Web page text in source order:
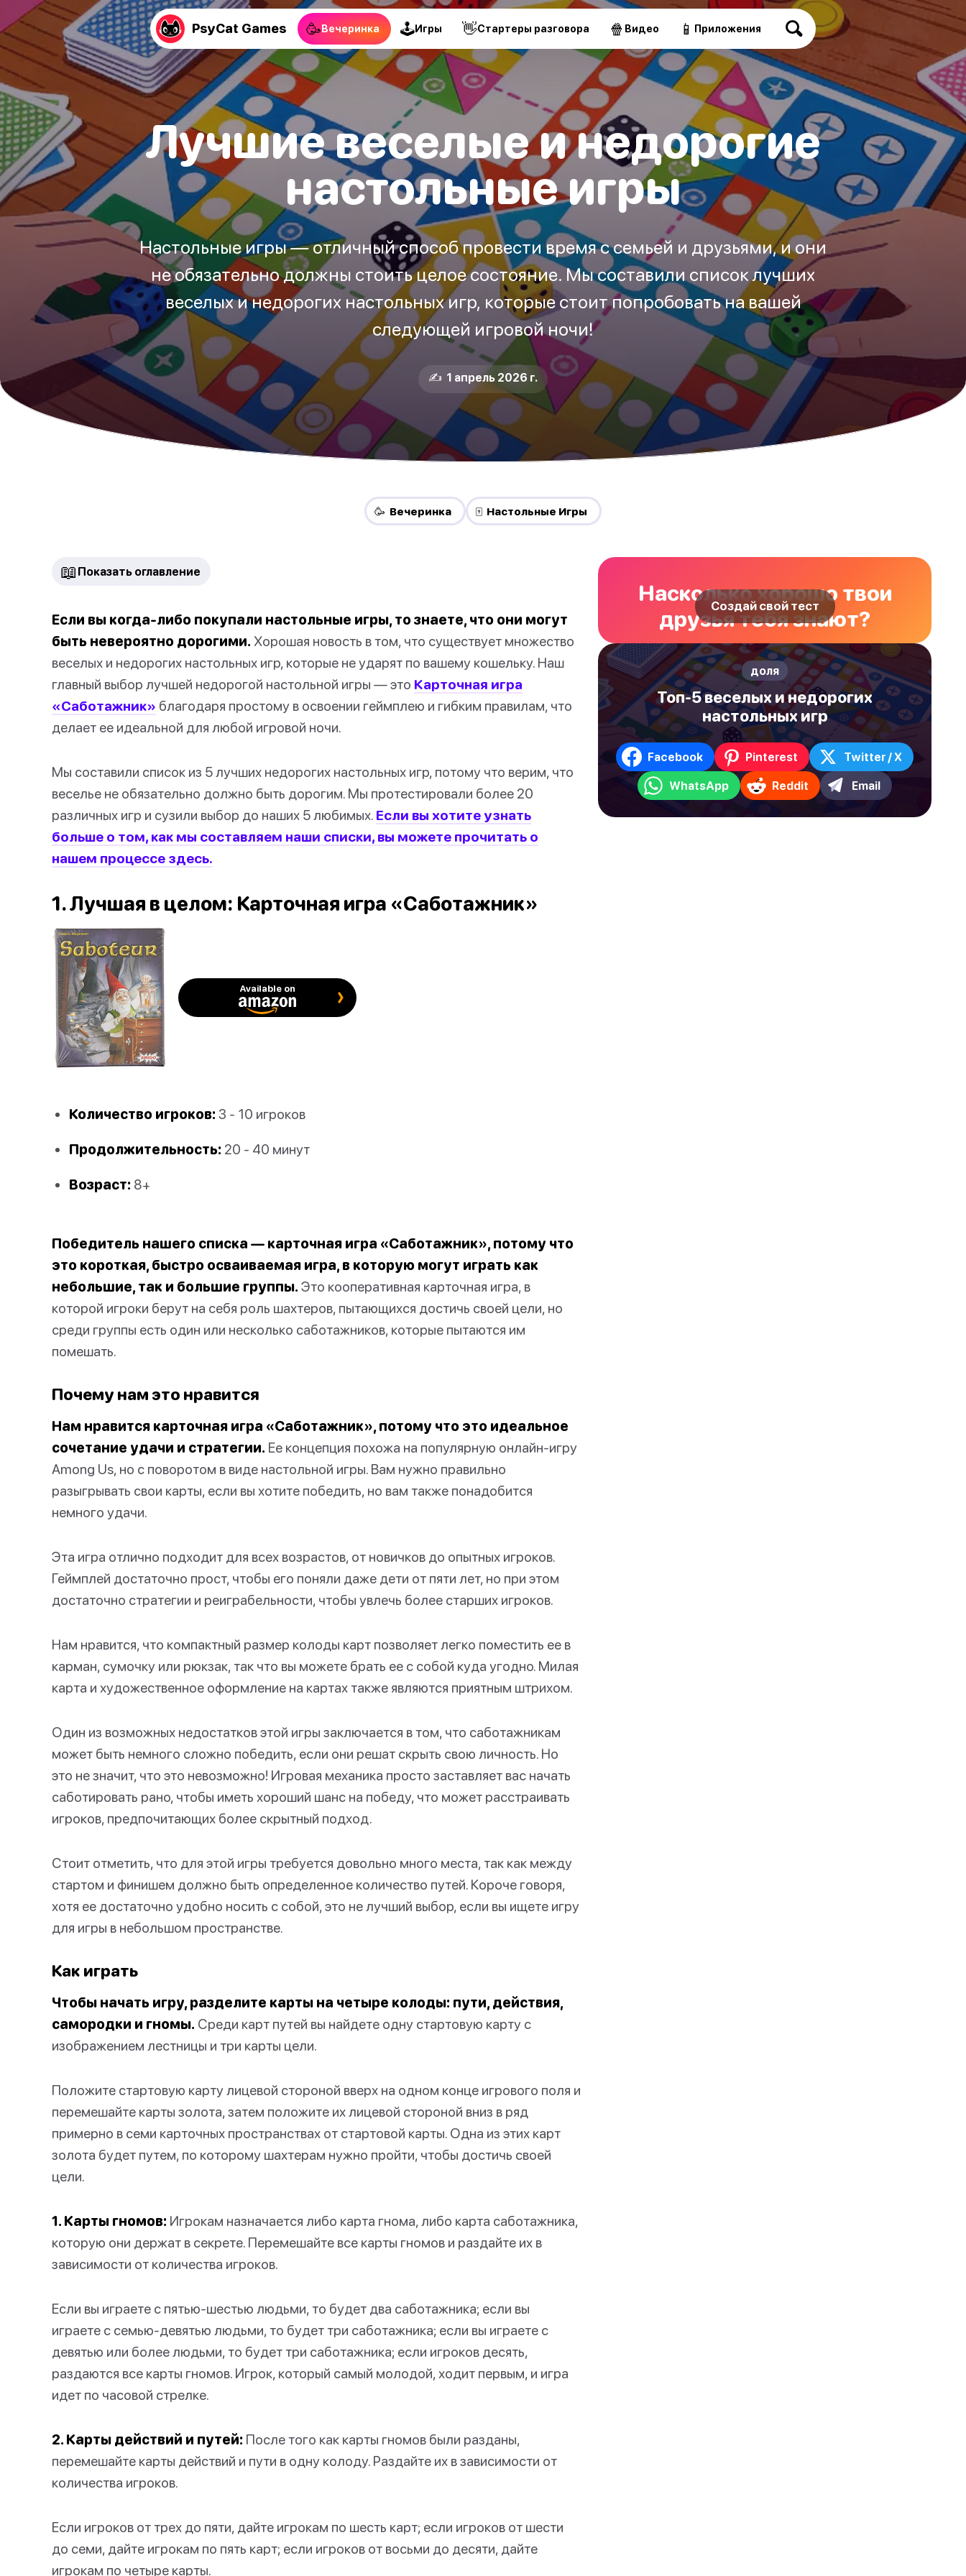
PsyCat Games 🥳Вечеринка 🕹Игры 👋Стартеры разговора 🍿 Видео 📱 Приложения
Лучшие веселые и недорогие
настольные игры
Настольные игры — отличный способ провести время с семьей и друзьями, и они
не обязательно должны стоить целое состояние. Мы составили список лучших
веселых и недорогих настольных игр, которые стоит попробовать на вашей
следующей игровой ночи!
✍️ 1 апрель 2026 г.
🥳 Вечеринка 🀄 Настольные Игры
📖 Показать оглавление
Если вы когда-либо покупали настольные игры, то знаете, что они могут
быть невероятно дорогими. Хорошая новость в том, что существует множество
веселых и недорогих настольных игр, которые не ударят по вашему кошельку. Наш
главный выбор лучшей недорогой настольной игры — это Карточная игра
«Саботажник» благодаря простому в освоении геймплею и гибким правилам, что
делает ее идеальной для любой игровой ночи.
Мы составили список из 5 лучших недорогих настольных игр, потому что верим, что
веселье не обязательно должно быть дорогим. Мы протестировали более 20
различных игр и сузили выбор до наших 5 любимых. Если вы хотите узнать
больше о том, как мы составляем наши списки, вы можете прочитать о
нашем процессе здесь.
1. Лучшая в целом: Карточная игра «Саботажник»
Available on
Количество игроков: 3 - 10 игроков
Продолжительность: 20 - 40 минут
Возраст: 8+
Победитель нашего списка — карточная игра «Саботажник», потому что
это короткая, быстро осваиваемая игра, в которую могут играть как
небольшие, так и большие группы. Это кооперативная карточная игра, в
которой игроки берут на себя роль шахтеров, пытающихся достичь своей цели, но
среди группы есть один или несколько саботажников, которые пытаются им
помешать.
Почему нам это нравится
Нам нравится карточная игра «Саботажник», потому что это идеальное
сочетание удачи и стратегии. Ее концепция похожа на популярную онлайн-игру
Among Us, но с поворотом в виде настольной игры. Вам нужно правильно
разыгрывать свои карты, если вы хотите победить, но вам также понадобится
немного удачи.
Эта игра отлично подходит для всех возрастов, от новичков до опытных игроков.
Геймплей достаточно прост, чтобы его поняли даже дети от пяти лет, но при этом
достаточно стратегии и реиграбельности, чтобы увлечь более старших игроков.
Нам нравится, что компактный размер колоды карт позволяет легко поместить ее в
карман, сумочку или рюкзак, так что вы можете брать ее с собой куда угодно. Милая
карта и художественное оформление на картах также являются приятным штрихом.
Один из возможных недостатков этой игры заключается в том, что саботажникам
может быть немного сложно победить, если они решат скрыть свою личность. Но
это не значит, что это невозможно! Игровая механика просто заставляет вас начать
саботировать рано, чтобы иметь хороший шанс на победу, что может расстраивать
игроков, предпочитающих более скрытный подход.
Стоит отметить, что для этой игры требуется довольно много места, так как между
стартом и финишем должно быть определенное количество путей. Короче говоря,
хотя ее достаточно удобно носить с собой, это не лучший выбор, если вы ищете игру
для игры в небольшом пространстве.
Как играть
Чтобы начать игру, разделите карты на четыре колоды: пути, действия,
самородки и гномы. Среди карт путей вы найдете одну стартовую карту с
изображением лестницы и три карты цели.
Положите стартовую карту лицевой стороной вверх на одном конце игрового поля и
перемешайте карты золота, затем положите их лицевой стороной вниз в ряд
примерно в семи карточных пространствах от стартовой карты. Одна из этих карт
золота будет путем, по которому шахтерам нужно пройти, чтобы достичь своей
цели.
1. Карты гномов: Игрокам назначается либо карта гнома, либо карта саботажника,
которую они держат в секрете. Перемешайте все карты гномов и раздайте их в
зависимости от количества игроков.
Если вы играете с пятью-шестью людьми, то будет два саботажника; если вы
играете с семью-девятью людьми, то будет три саботажника; если вы играете с
девятью или более людьми, то будет три саботажника; если игроков десять,
раздаются все карты гномов. Игрок, который самый молодой, ходит первым, и игра
идет по часовой стрелке.
2. Карты действий и путей: После того как карты гномов были разданы,
перемешайте карты действий и пути в одну колоду. Раздайте их в зависимости от
количества игроков.
Если игроков от трех до пяти, дайте игрокам по шесть карт; если игроков от шести
до семи, дайте игрокам по пять карт; если игроков от восьми до десяти, дайте
игрокам по четыре карты.
Насколько хорошо твои
друзья тебя знают?
Создай свой тест
доля
Топ-5 веселых и недорогих
настольных игр
Facebook Pinterest Twitter / X
WhatsApp Reddit Email